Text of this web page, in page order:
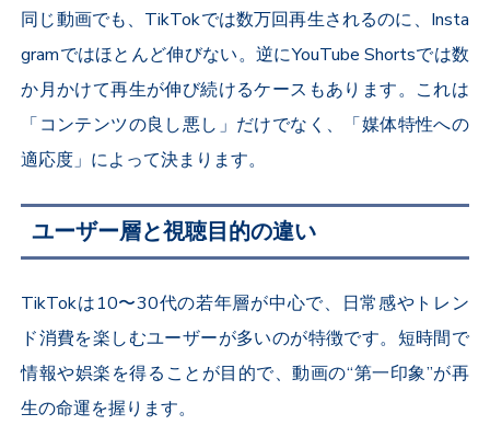
同じ動画でも、 TikTokでは数万回再生されるのに、 Insta
gramではほとんど伸びない。逆にYouTube Shortsでは数
か月かけて再生が伸び続けるケースもあります。これは
「コンテンツの良し悪し」だけでなく、「媒体特性への
適応度」によって決まります。
ユーザー層と視聴目的の違い
TikTokは10〜30代の若年層が中心で、日常感やトレン
ド消費を楽しむユーザーが多いのが特徴です。短時間で
情報や娯楽を得ることが目的で、動画の“第一印象”が再
生の命運を握ります。